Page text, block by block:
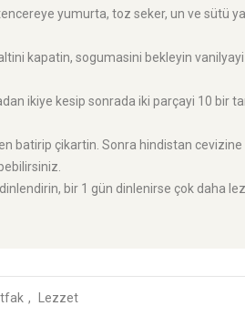
yumurta, toz seker, un ve sütü
kapatin, sogumasini bekleyin
ikiye kesip sonrada iki parçayi 10 bir
batirip çikartin. Sonra hindistan cevizine
bir 1 gün dinlenirse çok daha
Lezzet